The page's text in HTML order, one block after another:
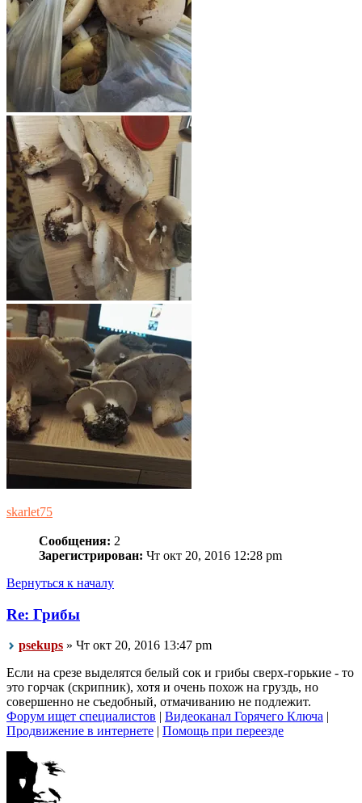
skarlet75
Сообщения: 2
Зарегистрирован: Чт окт 20, 2016 12:28 pm
Вернуться к началу
Re: Грибы
psekups » Чт окт 20, 2016 13:47 pm
Если на срезе выделятся белый сок и грибы сверх-горькие - то
это горчак (скрипник), хотя и очень похож на груздь, но
совершенно не съедобный, отмачиванию не подлежит.
Форум ищет специалистов | Видеоканал Горячего Ключа |
Продвижение в интернете | Помощь при переезде